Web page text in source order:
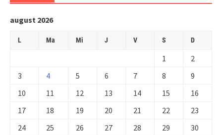
august 2026
L Ma Mi J V S D
1
2
3
4 5 6 7 8
9
10
11 12 13 14 15
16
17
18 19 20 21 22
23
24
25 26 27 28 29
30